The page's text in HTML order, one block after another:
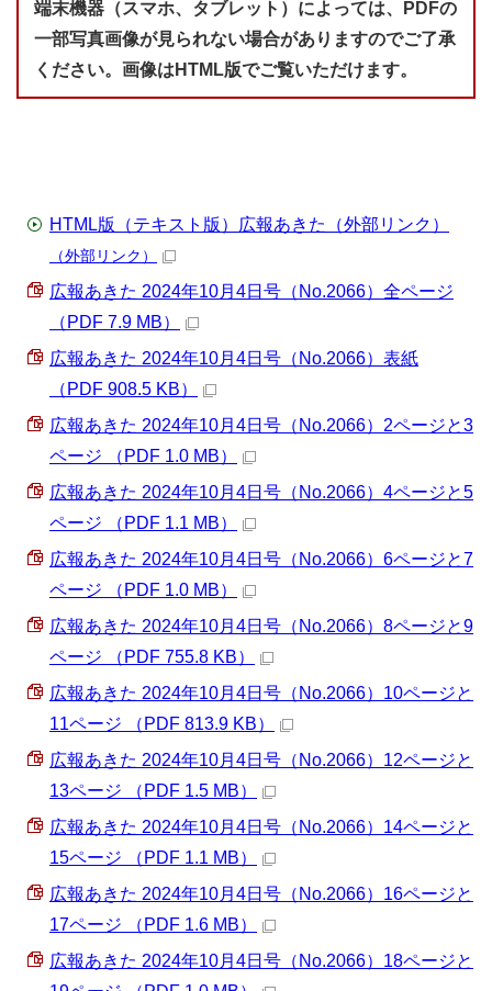
端末機器（スマホ、タブレット）によっては、PDFの
一部写真画像が見られない場合がありますのでご了承
ください。画像はHTML版でご覧いただけます。
HTML版（テキスト版）広報あきた（外部リンク）
（外部リンク）
広報あきた 2024年10月4日号（No.2066）全ページ
（PDF 7.9 MB）
広報あきた 2024年10月4日号（No.2066）表紙
（PDF 908.5 KB）
広報あきた 2024年10月4日号（No.2066）2ページと3
ページ （PDF 1.0 MB）
広報あきた 2024年10月4日号（No.2066）4ページと5
ページ （PDF 1.1 MB）
広報あきた 2024年10月4日号（No.2066）6ページと7
ページ （PDF 1.0 MB）
広報あきた 2024年10月4日号（No.2066）8ページと9
ページ （PDF 755.8 KB）
広報あきた 2024年10月4日号（No.2066）10ページと
11ページ （PDF 813.9 KB）
広報あきた 2024年10月4日号（No.2066）12ページと
13ページ （PDF 1.5 MB）
広報あきた 2024年10月4日号（No.2066）14ページと
15ページ （PDF 1.1 MB）
広報あきた 2024年10月4日号（No.2066）16ページと
17ページ （PDF 1.6 MB）
広報あきた 2024年10月4日号（No.2066）18ページと